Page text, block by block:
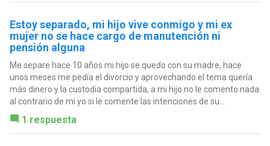
Estoy separado, mi hijo vive conmigo y mi ex
mujer no se hace cargo de manutención ni
pensión alguna
Me separe hace 10 años mi hijo se quedo con su madre, hace
unos meses me pedía el divorcio y aprovechando el tema quería
más dinero y la custodia compartida, a mi hijo no le comento nada
al contrario de mi yo si le comente las intenciones de su...
1 respuesta